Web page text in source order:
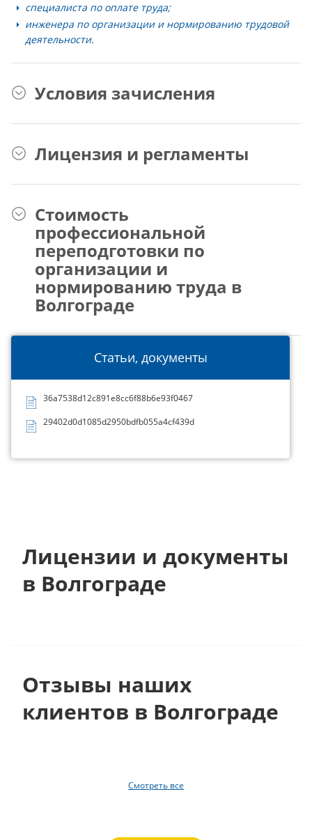
Статьи, документы
36a7538d12c891e8cc6f88b6e93f0467
29402d0d1085d2950bdfb055a4cf439d
специалиста по оплате труда;
инженера по организации и нормированию трудовой
деятельности.
Условия зачисления
Лицензия и регламенты
Стоимость
профессиональной
переподготовки по
организации и
нормированию труда в
Волгограде
Лицензии и документы
в Волгограде
Отзывы наших
клиентов в Волгограде
Смотреть все